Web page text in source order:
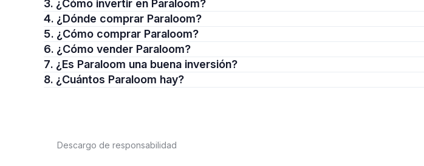
3. ¿Cómo invertir en Paraloom?
4. ¿Dónde comprar Paraloom?
5. ¿Cómo comprar Paraloom?
6. ¿Cómo vender Paraloom?
7. ¿Es Paraloom una buena inversión?
8. ¿Cuántos Paraloom hay?
Descargo de responsabilidad